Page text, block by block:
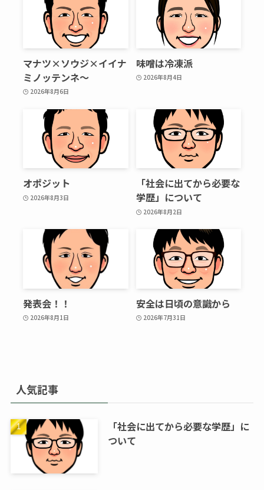
マナツ×ソウジ×イイナ
ミノッテンネ～
2026年8月6日
味噌は冷凍派
2026年8月4日
オポジット
2026年8月3日
「社会に出てから必要な
学歴」について
2026年8月2日
発表会！！
2026年8月1日
安全は日頃の意識から
2026年7月31日
人気記事
「社会に出てから必要な学歴」に
ついて